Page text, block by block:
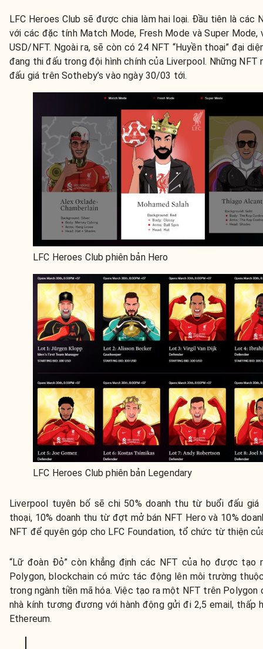
LFC Heroes Club sẽ được chia làm hai loại. Đầu tiên là các
với các đặc tính Match Mode, Fresh Mode và Super Mode,
USD/NFT. Ngoài ra, sẽ còn có 24 NFT “Huyền thoại” đại
đang thi đấu trong đội hình chính của Liverpool. Những NFT
đấu giá trên Sotheby’s vào ngày 30/03 tới.
LFC Heroes Club phiên bản Hero
LFC Heroes Club phiên bản Legendary
Liverpool tuyên bố sẽ chi 50% doanh thu từ buổi đấu giá
thoại, 10% doanh thu từ đợt mở bán NFT Hero và 10%
NFT để quyên góp cho LFC Foundation, tổ chức từ thiện
“Lữ đoàn Đỏ” còn khẳng định các NFT của họ được tạo
Polygon, blockchain có mức tác động lên môi trường
trong ngành tiền mã hóa. Việc tạo ra một NFT trên Polygon
nhà kính tương đương với hành động gửi đi 2,5 email, thấp
Ethereum.